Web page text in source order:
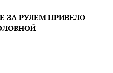
ЗА РУЛЕМ ПРИВЕЛО